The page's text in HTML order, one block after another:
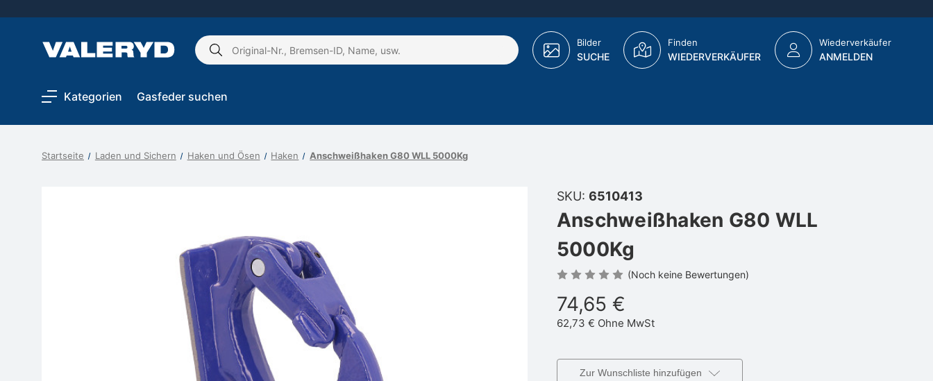
Schlagwort
Bilder
SUCHE
Finden
WIEDERVERKÄUFER
Wiederverkäufer
ANMELDEN
Kategorien Gasfeder suchen
Startseite Laden und Sichern Haken und Ösen Haken Anschweißhaken G80 WLL 5000Kg
SKU: 6510413
Anschweißhaken G80 WLL
5000Kg
(Noch keine Bewertungen)
74,65 €
62,73 € Ohne MwSt
Zur Wunschliste hinzufügen